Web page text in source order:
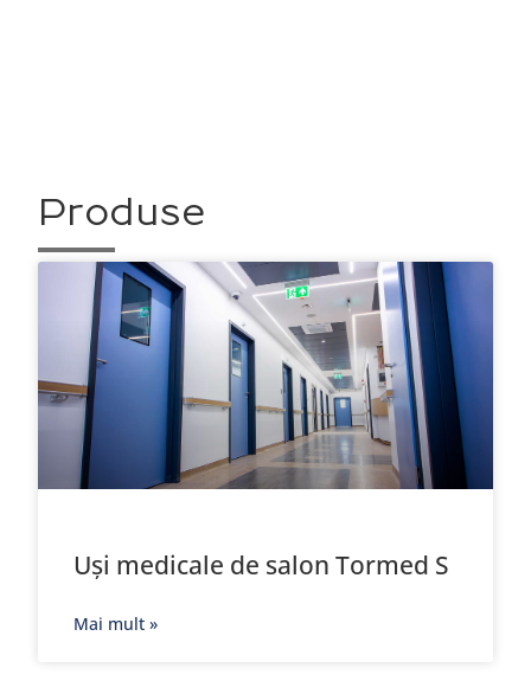
Produse
Uși medicale de salon Tormed S
Mai mult »